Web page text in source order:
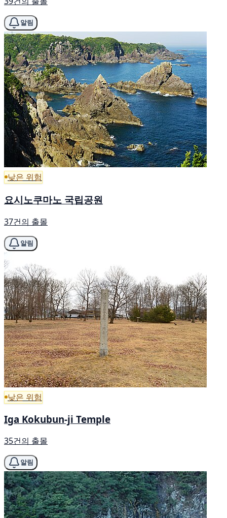
알림
낮은 위험
요시노쿠마노 국립공원
37건의 출몰
알림
낮은 위험
Iga Kokubun-ji Temple
35건의 출몰
알림